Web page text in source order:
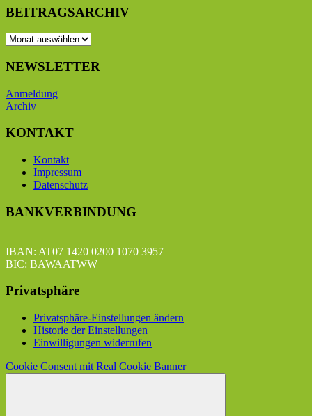
BEITRAGSARCHIV
BEITRAGSARCHIV
NEWSLETTER
Anmeldung
Archiv
KONTAKT
Kontakt
Impressum
Datenschutz
BANKVERBINDUNG
IBAN: AT07 1420 0200 1070 3957
BIC: BAWAATWW
Privatsphäre
Privatsphäre-Einstellungen ändern
Historie der Einstellungen
Einwilligungen widerrufen
Cookie Consent mit Real Cookie Banner